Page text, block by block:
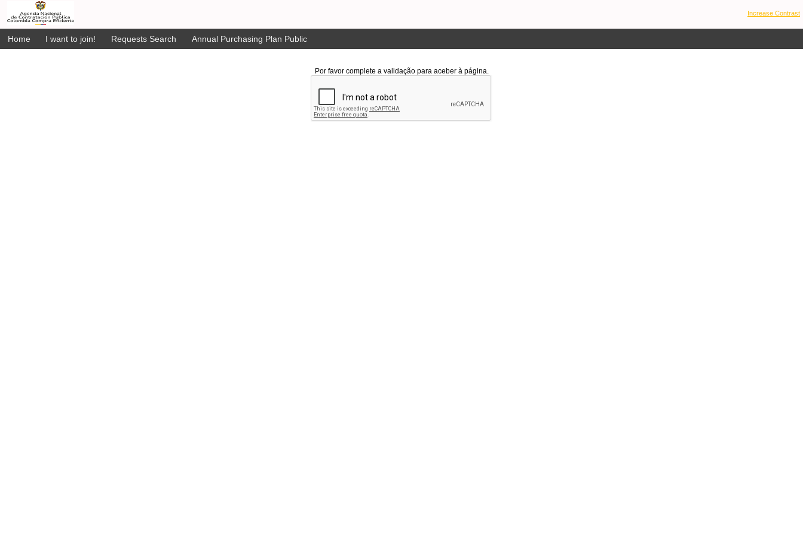
Increase Contrast
Home I want to join! Requests Search Annual Purchasing Plan Public
Por favor complete a validação para aceber à página.